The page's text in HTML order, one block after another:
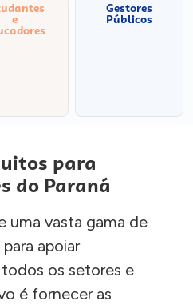
e
Gestores
Públicos
para
do Paraná
uma vasta gama de
apoiar
os setores e
é fornecer as